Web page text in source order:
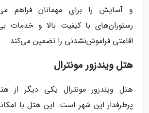
و آسایش را برای مهمانان فراهم
رستوران‌های با کیفیت بالا و خدمات
اقامتی فراموش‌نشدنی را تضمین می‌کند.
هتل ویندزور مونترال
هتل ویندزور مونترال یکی دیگر از
پرطرفدار این شهر است. این هتل با